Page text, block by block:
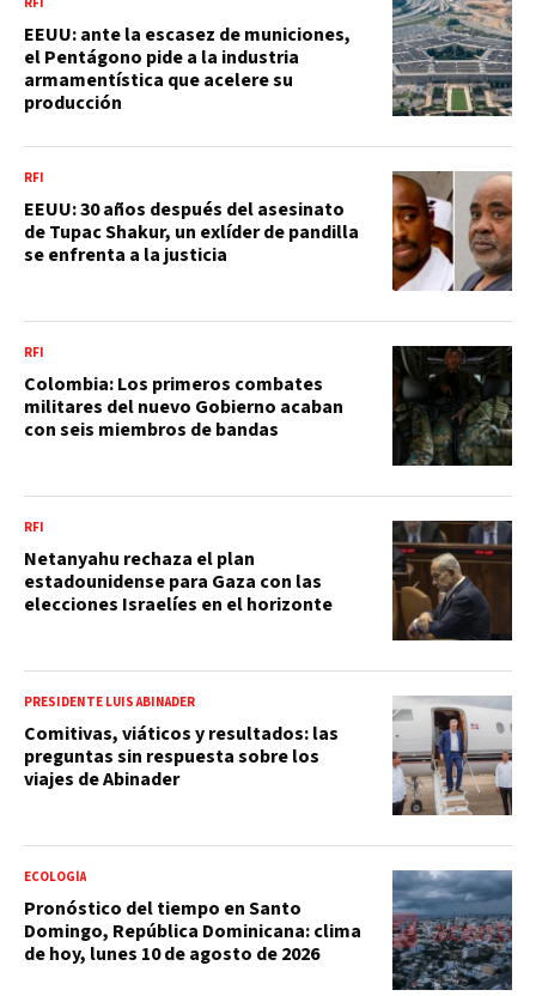
EEUU: ante la escasez de municiones,
el Pentágono pide a la industria
armamentística que acelere su
producción
RFI
EEUU: 30 años después del asesinato
de Tupac Shakur, un exlíder de pandilla
se enfrenta a la justicia
RFI
Colombia: Los primeros combates
militares del nuevo Gobierno acaban
con seis miembros de bandas
RFI
Netanyahu rechaza el plan
estadounidense para Gaza con las
elecciones Israelíes en el horizonte
PRESIDENTE LUIS ABINADER
Comitivas, viáticos y resultados: las
preguntas sin respuesta sobre los
viajes de Abinader
ECOLOGÍA
Pronóstico del tiempo en Santo
Domingo, República Dominicana: clima
de hoy, lunes 10 de agosto de 2026